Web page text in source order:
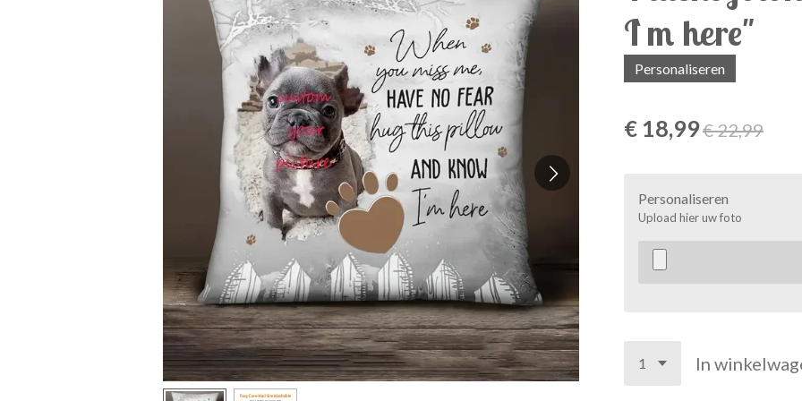
I`m here"
Personaliseren
€ 18,99€ 22,99
Personaliseren
Upload hier uw foto
In